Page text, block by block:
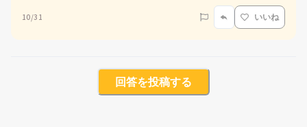
10/31 いいね
回答を投稿する